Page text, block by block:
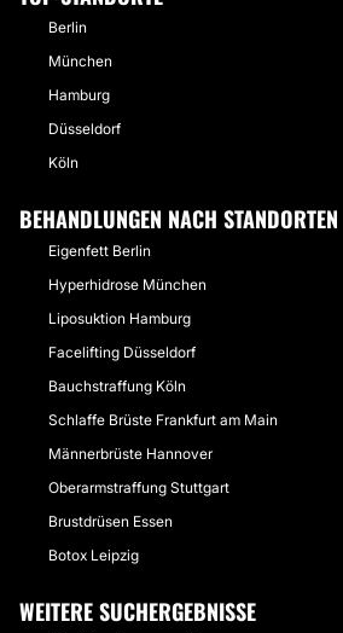
Berlin
München
Hamburg
Düsseldorf
Köln
BEHANDLUNGEN NACH STANDORTEN
Eigenfett Berlin
Hyperhidrose München
Liposuktion Hamburg
Facelifting Düsseldorf
Bauchstraffung Köln
Schlaffe Brüste Frankfurt am Main
Männerbrüste Hannover
Oberarmstraffung Stuttgart
Brustdrüsen Essen
Botox Leipzig
WEITERE SUCHERGEBNISSE